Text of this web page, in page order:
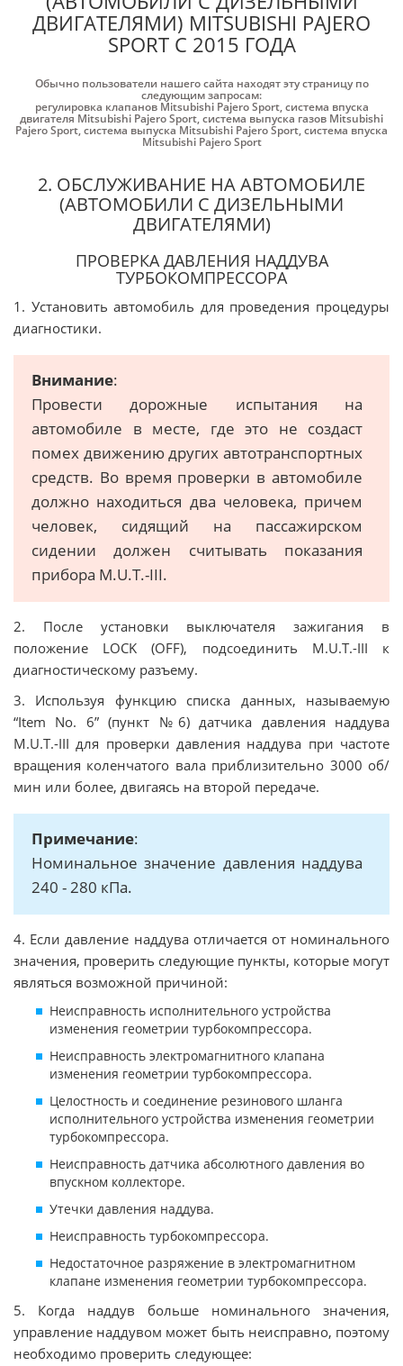
ДВИГАТЕЛЯМИ) MITSUBISHI PAJERO
SPORT С 2015 ГОДА
Обычно пользователи нашего сайта находят эту страницу по
следующим запросам:
регулировка клапанов Mitsubishi Pajero Sport,система впуска
двигателя Mitsubishi Pajero Sport,система выпуска газов Mitsubishi
Pajero Sport,система выпуска Mitsubishi Pajero Sport,система впуска
Mitsubishi Pajero Sport
2. ОБСЛУЖИВАНИЕ НА АВТОМОБИЛЕ
(АВТОМОБИЛИ С ДИЗЕЛЬНЫМИ
ДВИГАТЕЛЯМИ)
ПРОВЕРКА ДАВЛЕНИЯ НАДДУВА
ТУРБОКОМПРЕССОРА
1. Установить автомобиль для проведения процедуры
диагностики.
Внимание:
Провести дорожные испытания на
автомобиле в месте, где это не создаст
помех движению других автотранспортных
средств. Во время проверки в автомобиле
должно находиться два человека, причем
человек, сидящий на пассажирском
сидении должен считывать показания
прибора M.U.T.-III.
2. После установки выключателя зажигания в
положение LOCK (OFF), подсоединить M.U.T.-III к
диагностическому разъему.
3. Используя функцию списка данных, называемую
“Item No. 6” (пункт №6) датчика давления наддува
M.U.T.-III для проверки давления наддува при частоте
вращения коленчатого вала приблизительно 3000 об/
мин или более, двигаясь на второй передаче.
Примечание:
Номинальное значение давления наддува
240 - 280 кПа.
4. Если давление наддува отличается от номинального
значения, проверить следующие пункты, которые могут
являться возможной причиной:
Неисправность исполнительного устройства
изменения геометрии турбокомпрессора.
Неисправность электромагнитного клапана
изменения геометрии турбокомпрессора.
Целостность и соединение резинового шланга
исполнительного устройства изменения геометрии
турбокомпрессора.
Неисправность датчика абсолютного давления во
впускном коллекторе.
Утечки давления наддува.
Неисправность турбокомпрессора.
Недостаточное разряжение в электромагнитном
клапане изменения геометрии турбокомпрессора.
5. Когда наддув больше номинального значения,
управление наддувом может быть неисправно, поэтому
необходимо проверить следующее: